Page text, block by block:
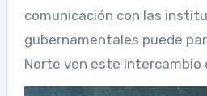
comunicación con las
gubernamentales puede
Norte ven este intercambio